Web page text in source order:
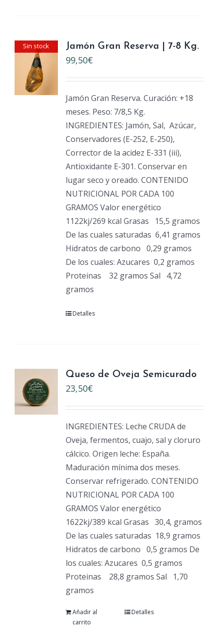
Sin stock Jamón Gran Reserva | 7-8 Kg.
99,50€
Jamón Gran Reserva. Curación: +18
meses. Peso: 7/8,5 Kg.
INGREDIENTES: Jamón, Sal, Azúcar,
Conservadores (E-252, E-250),
Corrector de la acidez E-331 (iii),
Antioxidante E-301. Conservar en
lugar seco y oreado. CONTENIDO
NUTRICIONAL POR CADA 100
GRAMOS Valor energético
1122kj/269 kcal Grasas
15,5 gramos
De las cuales saturadas 6,41 gramos
Hidratos de carbono 0,29 gramos
De los cuales: Azucares 0,2 gramos
Proteinas
32 gramos Sal
4,72
gramos
Detalles
Queso de Oveja Semicurado
23,50€
INGREDIENTES: Leche CRUDA de
Oveja, fermentos, cuajo, sal y cloruro
cálcico. Origen leche: España.
Maduración mínima dos meses.
Conservar refrigerado. CONTENIDO
NUTRICIONAL POR CADA 100
GRAMOS Valor energético
1622kj/389 kcal Grasas 30,4, gramos
De las cuales saturadas 18,9 gramos
Hidratos de carbono 0,5 gramos De
los cuales: Azucares 0,5 gramos
Proteinas
28,8 gramos Sal
1,70
gramos
Añadir al
carrito
Detalles